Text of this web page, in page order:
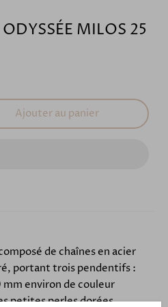
MILOS 25
Ajouter au panier
de chaînes en acier
portant trois pendentifs :
mm environ de couleur
petites perles dorées